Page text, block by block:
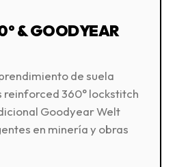
& GOODYEAR
de suela
360° lockstitch
Goodyear Welt
en minería y obras